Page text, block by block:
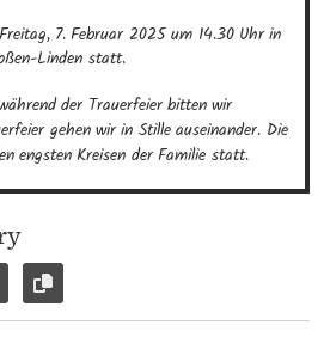
7. Februar 2025 um 14.30 Uhr in
Linden statt.
der Trauerfeier bitten wir
gehen wir in Stille auseinander. Die
engsten Kreisen der Familie statt.
Facebook Messenger
via E-Mail
Copy link to page